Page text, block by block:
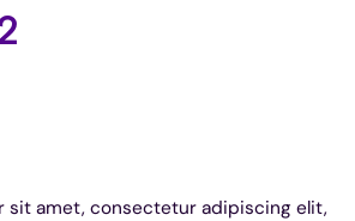
sit amet, consectetur adipiscing elit,